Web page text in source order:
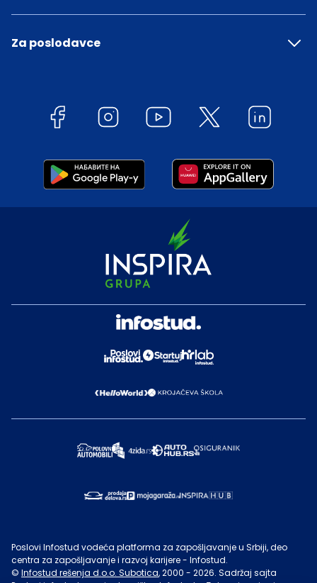
Za poslodavce
Poslovi Infostud vodeća platforma za zapošljavanje u Srbiji, deo
centra za zapošljavanje i razvoj karijere - Infostud.
© Infostud rešenja d.o.o. Subotica, 2000 - 2026. Sadržaj sajta